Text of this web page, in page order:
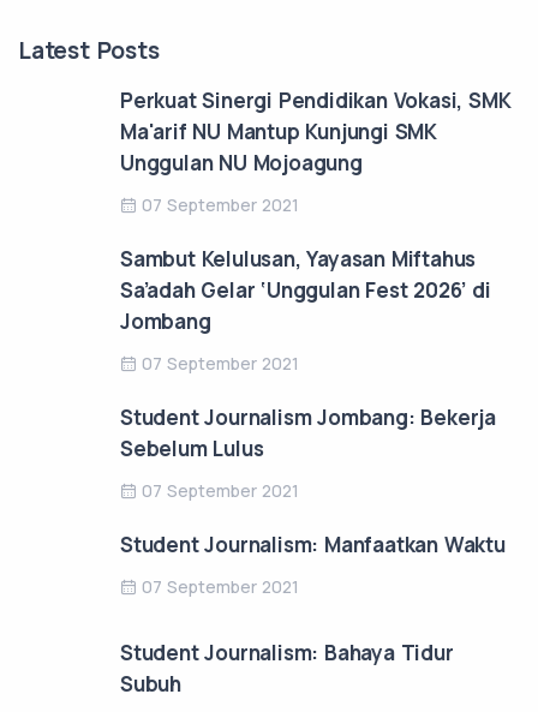
Latest Posts
Perkuat Sinergi Pendidikan Vokasi, SMK
Ma'arif NU Mantup Kunjungi SMK
Unggulan NU Mojoagung
07 September 2021
Sambut Kelulusan, Yayasan Miftahus
Sa’adah Gelar ‘Unggulan Fest 2026’ di
Jombang
07 September 2021
Student Journalism Jombang: Bekerja
Sebelum Lulus
07 September 2021
Student Journalism: Manfaatkan Waktu
07 September 2021
Student Journalism: Bahaya Tidur
Subuh